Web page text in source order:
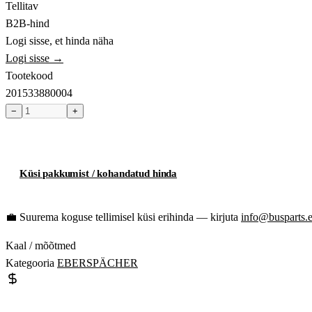
Tellitav
B2B-hind
Logi sisse, et hinda näha
Logi sisse →
Tootekood
201533880004
− +
Küsi pakkumist / kohandatud hinda
💼 Suurema koguse tellimisel küsi erihinda — kirjuta
Kaal / mõõtmed
Kategooria EBERSPÄCHER